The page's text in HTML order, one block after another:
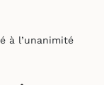
à l’unanimité